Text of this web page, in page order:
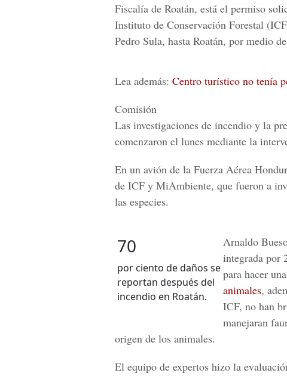
Fiscalía de Roatán, está el permiso
Instituto de Conservación Forestal
Pedro Sula, hasta Roatán, por medio
Lea además: Centro turístico no tenía
Comisión
Las investigaciones de incendio y la
comenzaron el lunes mediante la
En un avión de la Fuerza Aérea
de ICF y MiAmbiente, que fueron a
las especies.
70
por ciento de daños se
reportan después del
incendio en Roatán.
Arnaldo
integrada por
para hacer
animales,
ICF, no han
manejaran
origen de los animales.
El equipo de expertos hizo la